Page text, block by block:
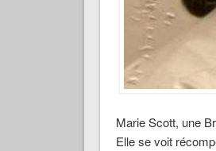
Marie Scott, une
Elle se voit